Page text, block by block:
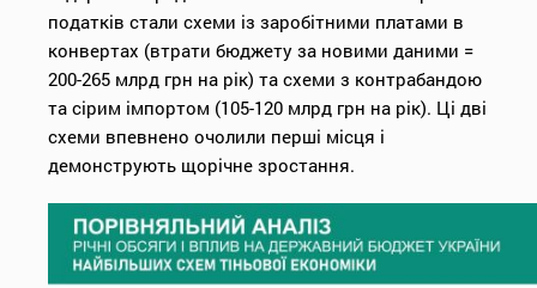
податків стали схеми із заробітними платами в
конвертах (втрати бюджету за новими даними =
200-265 млрд грн на рік) та схеми з контрабандою
та сірим імпортом (105-120 млрд грн на рік). Ці дві
схеми впевнено очолили перші місця і
демонструють щорічне зростання.